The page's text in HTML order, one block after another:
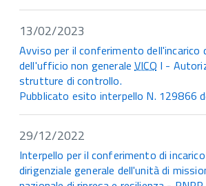
13/02/2023
Avviso per il conferimento dell'incarico
dell'ufficio non generaleVICO I -
strutture di controllo.
Pubblicato esito interpello N. 129866
29/12/2022
Interpello per il conferimento di
dirigenziale generale dell'unità di